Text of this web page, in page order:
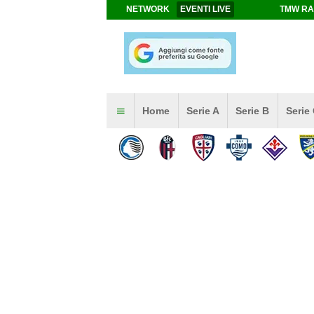
NETWORK EVENTI LIVE TMW
Home Serie A Serie B Serie